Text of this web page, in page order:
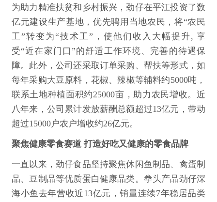
为助力精准扶贫和乡村振兴，劲仔在平江投资了数
亿元建设生产基地，优先聘用当地农民，将“农民
工”转变为“技术工”，使他们收入大幅提升, 享
受“近在家门口”的舒适工作环境、完善的待遇保
障。此外，公司还采取订单采购、帮扶等形式，如
每年采购大豆原料，花椒、辣椒等辅料约5000吨，
联系土地种植面积约25000亩，助力农民增收。近
八年来，公司累计发放薪酬总额超过13亿元，带动
超过15000户农户增收约26亿元。
聚焦健康零食赛道 打造好吃又健康的零食品牌
一直以来，劲仔食品坚持聚焦休闲鱼制品、禽蛋制
品、豆制品等优质蛋白健康品类。拳头产品劲仔深
海小鱼去年营收近13亿元，销量连续7年稳居品类